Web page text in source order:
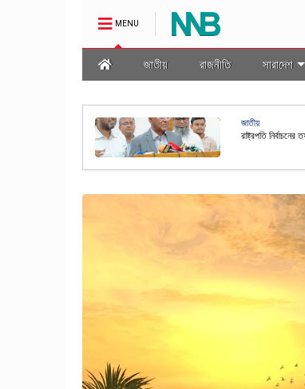
MENU
জাতীয় রাজনীতি সারাদেশ
অর্থনীতি
কৃষিসহ বিভিন্ন খাতে